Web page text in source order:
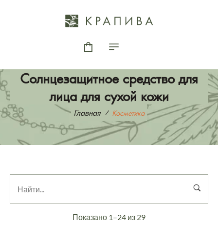
Солнцезащитное средство для
лица для сухой кожи
Главная Косметика
Показано 1–24 из 29